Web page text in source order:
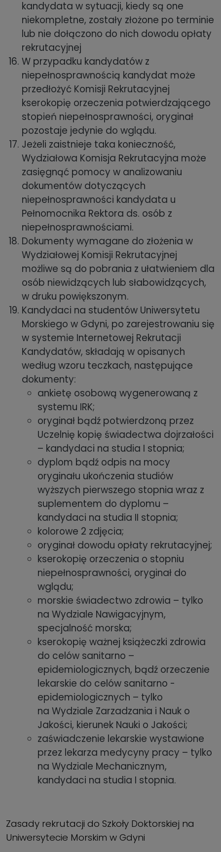
kandydata w sytuacji, kiedy są one
niekompletne, zostały złożone po terminie
lub nie dołączono do nich dowodu opłaty
rekrutacyjnej
W przypadku kandydatów z
niepełnosprawnością kandydat może
przedłożyć Komisji Rekrutacyjnej
kserokopię orzeczenia potwierdzającego
stopień niepełnosprawności, oryginał
pozostaje jedynie do wglądu.
Jeżeli zaistnieje taka konieczność,
Wydziałowa Komisja Rekrutacyjna może
zasięgnąć pomocy w analizowaniu
dokumentów dotyczących
niepełnosprawności kandydata u
Pełnomocnika Rektora ds. osób z
niepełnosprawnościami.
Dokumenty wymagane do złożenia w
Wydziałowej Komisji Rekrutacyjnej
możliwe są do pobrania z ułatwieniem dla
osób niewidzących lub słabowidzących,
w druku powiększonym.
Kandydaci na studentów Uniwersytetu
Morskiego w Gdyni, po zarejestrowaniu się
w systemie Internetowej Rekrutacji
Kandydatów, składają w opisanych
według wzoru teczkach, następujące
dokumenty:
ankietę osobową wygenerowaną z
systemu IRK;
oryginał bądź potwierdzoną przez
Uczelnię kopię świadectwa dojrzałości
– kandydaci na studia I stopnia;
dyplom bądź odpis na mocy
oryginału ukończenia studiów
wyższych pierwszego stopnia wraz z
suplementem do dyplomu –
kandydaci na studia II stopnia;
kolorowe 2 zdjęcia;
oryginał dowodu opłaty rekrutacyjnej;
kserokopię orzeczenia o stopniu
niepełnosprawności, oryginał do
wglądu;
morskie świadectwo zdrowia – tylko
na Wydziale Nawigacyjnym,
specjalność morska;
kserokopię ważnej książeczki zdrowia
do celów sanitarno –
epidemiologicznych, bądź orzeczenie
lekarskie do celów sanitarno -
epidemiologicznych – tylko
na Wydziale Zarzadzania i Nauk o
Jakości, kierunek Nauki o Jakości;
zaświadczenie lekarskie wystawione
przez lekarza medycyny pracy – tylko
na Wydziale Mechanicznym,
kandydaci na studia I stopnia.
Zasady rekrutacji do Szkoły Doktorskiej na
Uniwersytecie Morskim w Gdyni